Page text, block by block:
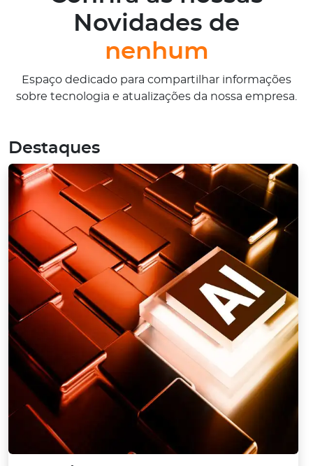
Novidades de
nenhum
Espaço dedicado para compartilhar informações
sobre tecnologia e atualizações da nossa empresa.
Destaques